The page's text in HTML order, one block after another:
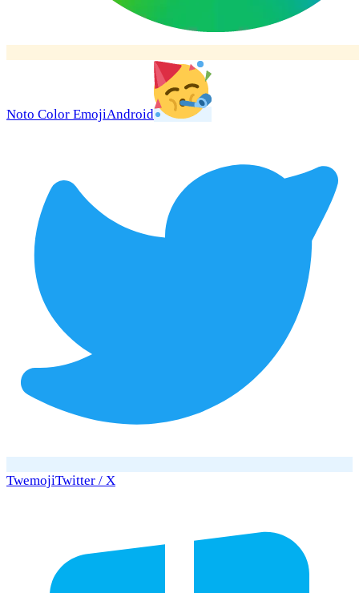
Noto Color EmojiAndroid
TwemojiTwitter / X